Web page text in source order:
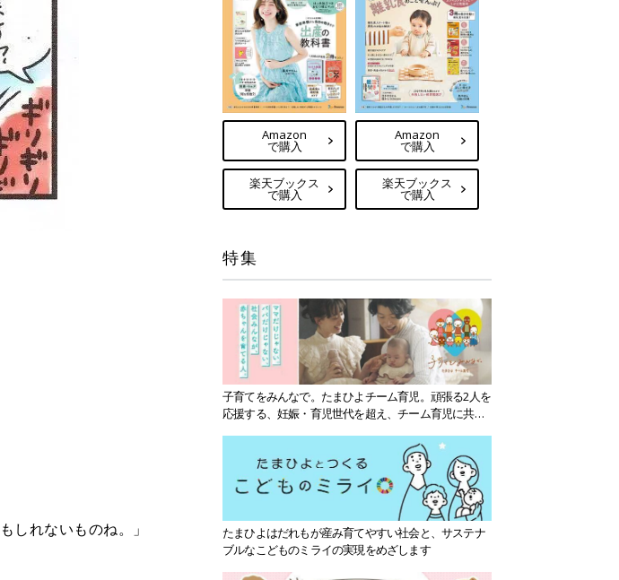
しれないものね。」
Amazon
で購入
楽天ブックス
で購入
Amazon
で購入
楽天ブックス
で購入
特集
子育てをみんなで。たまひよチーム育児。頑張る2人を
応援する、妊娠・育児世代を超え、チーム育児に共感
たまひよはだれもが産み育てやすい社会と、サステナ
ブルなこどものミライの実現をめざします